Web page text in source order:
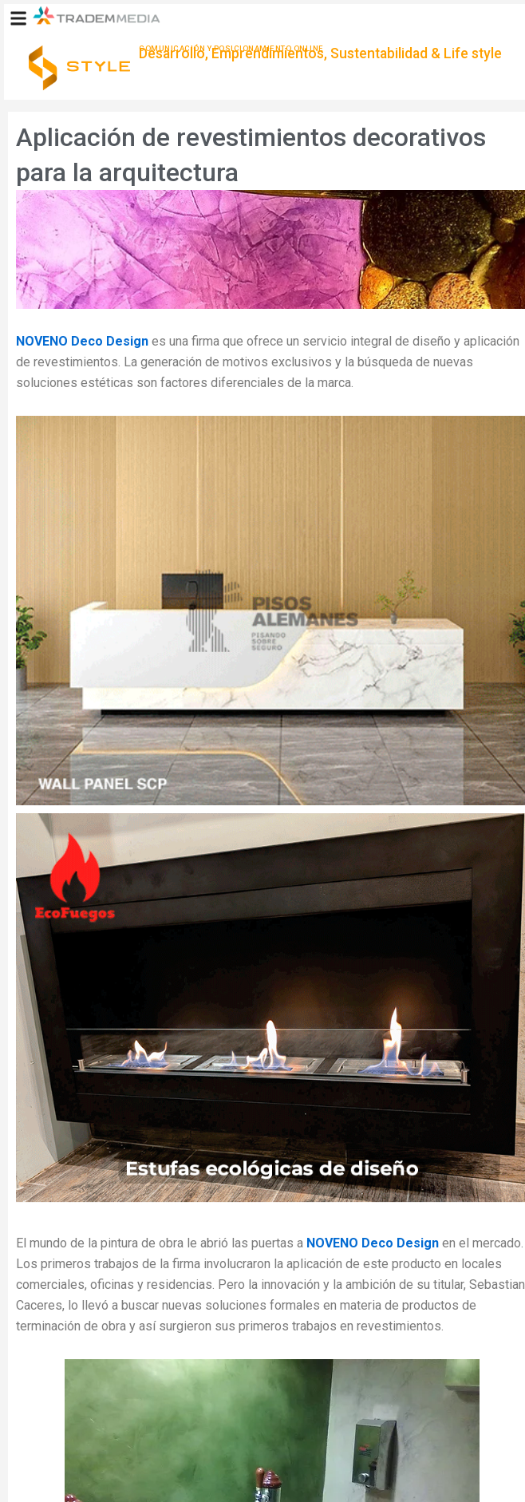
contenido
COMUNICACIÓN Y POSICIONAMIENTO ONLINE
Desarrollo, Emprendimientos, Sustentabilidad & Life style
Aplicación de revestimientos decorativos
para la arquitectura
NOVENO Deco Design es una firma que ofrece un servicio integral de diseño y aplicación
de revestimientos. La generación de motivos exclusivos y la búsqueda de nuevas
soluciones estéticas son factores diferenciales de la marca.
El mundo de la pintura de obra le abrió las puertas a NOVENO Deco Design en el mercado.
Los primeros trabajos de la firma involucraron la aplicación de este producto en locales
comerciales, oficinas y residencias. Pero la innovación y la ambición de su titular, Sebastian
Caceres, lo llevó a buscar nuevas soluciones formales en materia de productos de
terminación de obra y así surgieron sus primeros trabajos en revestimientos.